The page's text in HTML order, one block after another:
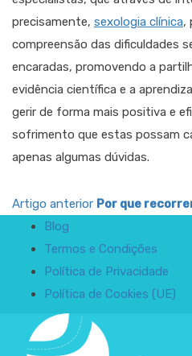
precisamente, sexologia clínica,
compreensão das dificuldades
encaradas, promovendo a
evidência científica e a
gerir de forma mais positiva e
sofrimento que estas possam
apenas algumas dúvidas.
Artigo anterior Por que
Blog
Termos e Condições
Política de Privacidade
Política de Cookies (UE)